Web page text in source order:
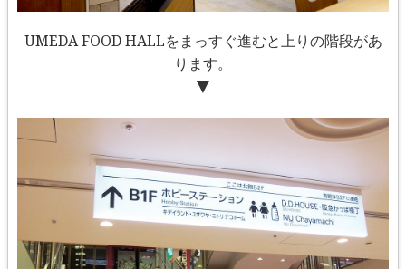
UMEDA FOOD HALLをまっすぐ進むと上りの階段があ
ります。
▼